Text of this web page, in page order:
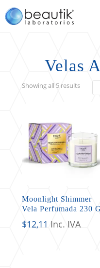
Velas
Showing all 5 resultsSorted
Moonlight Shimmer
Vela Perfumada 230
$12,11 Inc. IVA